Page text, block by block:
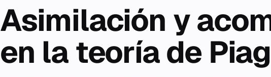
Asimilación y
en la teoría de